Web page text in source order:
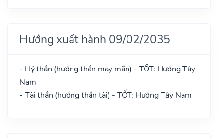
Hướng xuất hành 09/02/2035
- Hỷ thần (hướng thần may mắn) - TỐT: Hướng Tây
Nam
- Tài thần (hướng thần tài) - TỐT: Hướng Tây Nam